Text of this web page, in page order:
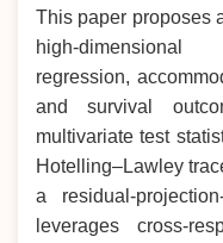
This paper proposes
high-
regression,
and survival
multivariate test
Hotelling–Lawley
a residual-
leverages cross-